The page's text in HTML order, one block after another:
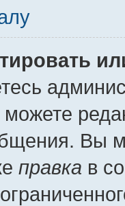
Вы
правка в